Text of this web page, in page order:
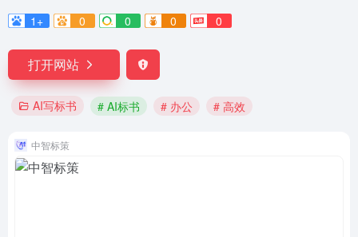
1+
0 0 0 0
打开网站
AI写标书 # AI标书 # 办公 # 高效
中智标策